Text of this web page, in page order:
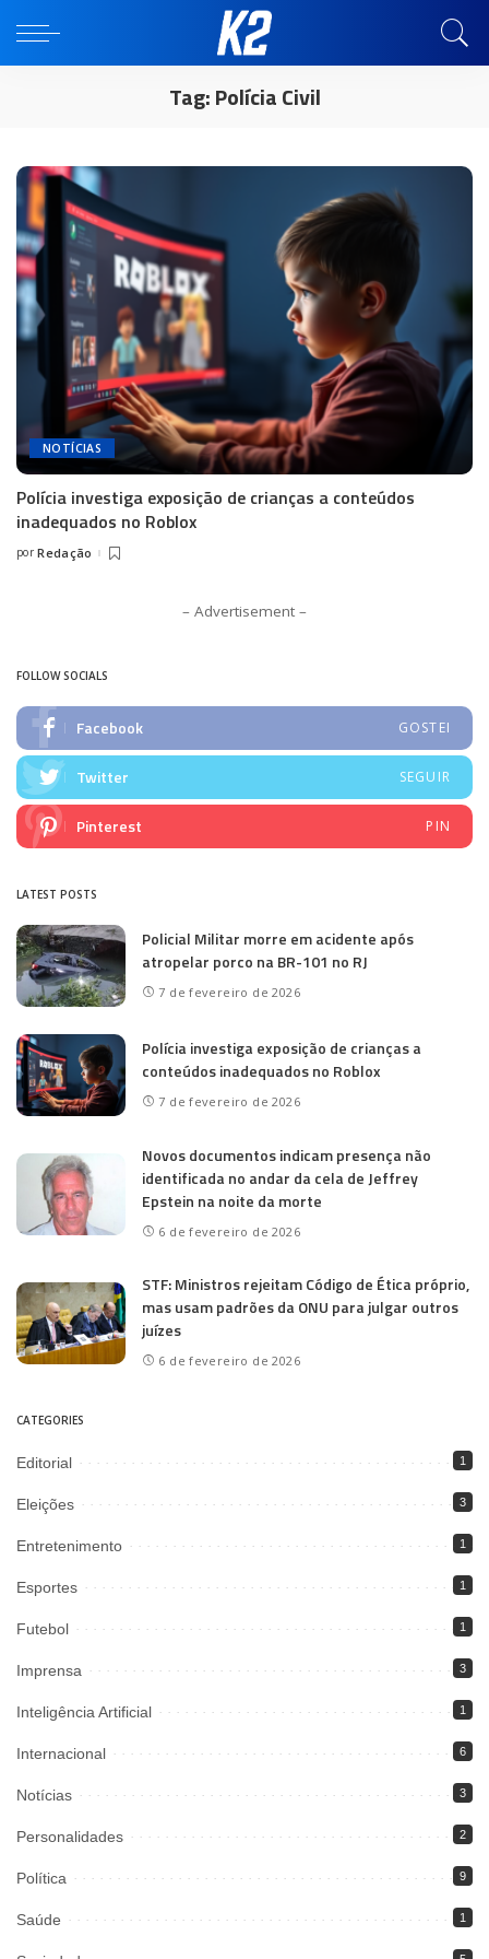
Tag:Polícia Civil
NOTÍCIAS
Polícia investiga exposição de crianças a conteúdos
inadequados no Roblox
Posted
por Redação
– Advertisement –
FOLLOW SOCIALS
Facebook GOSTEI
Twitter SEGUIR
Pinterest PIN
LATEST POSTS
Policial Militar morre em acidente após
atropelar porco na BR-101 no RJ
7 de fevereiro de 2026
Polícia investiga exposição de crianças a
conteúdos inadequados no Roblox
7 de fevereiro de 2026
Novos documentos indicam presença não
identificada no andar da cela de Jeffrey
Epstein na noite da morte
6 de fevereiro de 2026
STF: Ministros rejeitam Código de Ética próprio,
mas usam padrões da ONU para julgar outros
juízes
6 de fevereiro de 2026
CATEGORIES
Editorial 1
Eleições 3
Entretenimento 1
Esportes 1
Futebol 1
Imprensa 3
Inteligência Artificial 1
Internacional 6
Notícias 3
Personalidades 2
Política 9
Saúde 1